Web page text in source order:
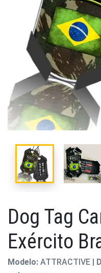
Dog Tag
Exército
Modelo: ATTRACTIVE |